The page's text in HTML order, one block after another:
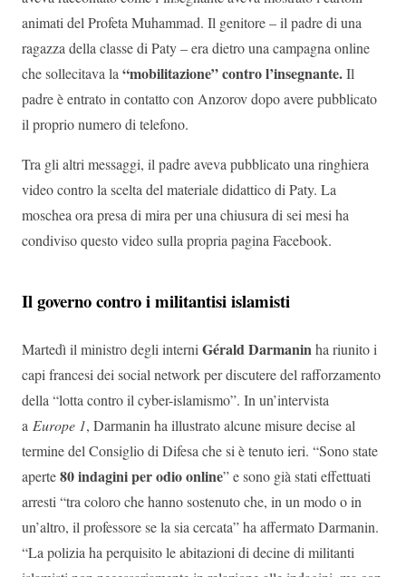
animati del Profeta Muhammad. Il genitore – il padre di una
ragazza della classe di Paty – era dietro una campagna online
che sollecitava la“mobilitazione” contro l’insegnante.Il
padre è entrato in contatto con Anzorov dopo avere pubblicato
il proprio numero di telefono.
Tra gli altri messaggi, il padre aveva pubblicato una ringhiera
video contro la scelta del materiale didattico di Paty. La
moschea ora presa di mira per una chiusura di sei mesi ha
condiviso questo video sulla propria pagina Facebook.
Il governo contro i militantisi islamisti
Martedì il ministro degli interniGérald Darmaninha riunito i
capi francesi dei social network per discutere del rafforzamento
della “lotta contro il cyber-islamismo”. In un’intervista
a Europe 1, Darmanin ha illustrato alcune misure decise al
termine del Consiglio di Difesa che si è tenuto ieri. “Sono state
aperte80 indagini per odio online” e sono già stati effettuati
arresti “tra coloro che hanno sostenuto che, in un modo o in
un’altro, il professore se la sia cercata” ha affermato Darmanin.
“La polizia ha perquisito le abitazioni di decine di militanti